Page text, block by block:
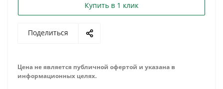
Купить в 1 клик
Поделиться
Цена не является публичной офертой и указана в
информационных целях.